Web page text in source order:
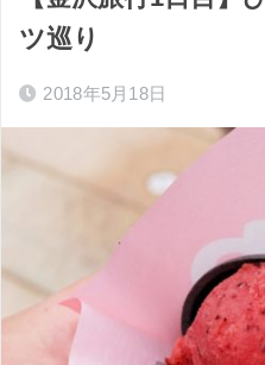
ツ巡り
2018年5月18日